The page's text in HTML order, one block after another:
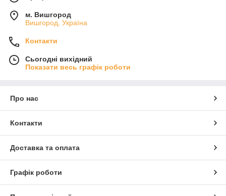
м. Вишгород
Вишгород, Україна
Контакти
Сьогодні вихідний
Показати весь графік роботи
Про нас
Контакти
Доставка та оплата
Графік роботи